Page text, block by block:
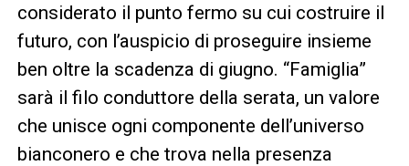
considerato il punto fermo su cui costruire il
futuro, con l’auspicio di proseguire insieme
ben oltre la scadenza di giugno. “Famiglia”
sarà il filo conduttore della serata, un valore
che unisce ogni componente dell’universo
bianconero e che trova nella presenza